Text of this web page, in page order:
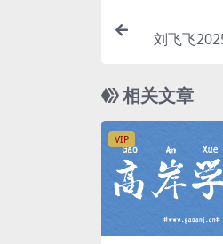
刘飞飞
相关文章
VIP